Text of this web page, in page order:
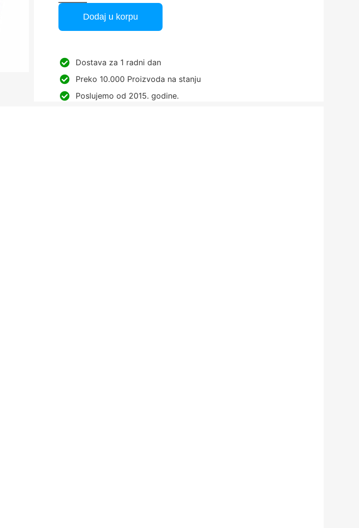
Dodaj u korpu
Dostava za 1 radni dan
Preko 10.000 Proizvoda na stanju
Poslujemo od 2015. godine.